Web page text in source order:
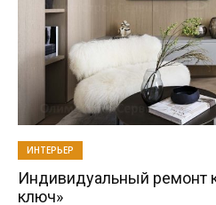
ИНТЕРЬЕР
Индивидуальный ремонт
ключ»